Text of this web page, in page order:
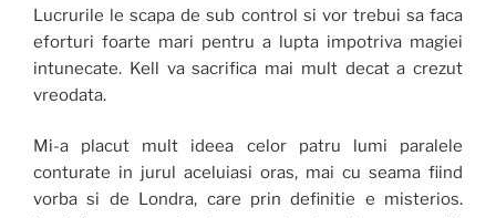
Lucrurile le scapa de sub control si vor trebui sa faca
eforturi foarte mari pentru a lupta impotriva magiei
intunecate. Kell va sacrifica mai mult decat a crezut
vreodata.
Mi-a placut mult ideea celor patru lumi paralele
conturate in jurul aceluiasi oras, mai cu seama fiind
vorba si de Londra, care prin definitie e misterios.